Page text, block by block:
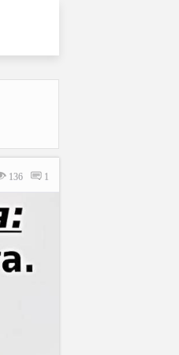
136 1